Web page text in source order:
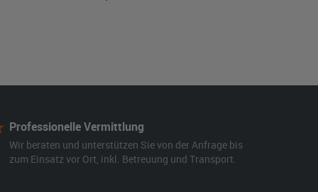
Professionelle Vermittlung
Wir beraten und unterstützen Sie von der Anfrage bis
zum Einsatz vor Ort, inkl. Betreuung und Transport.